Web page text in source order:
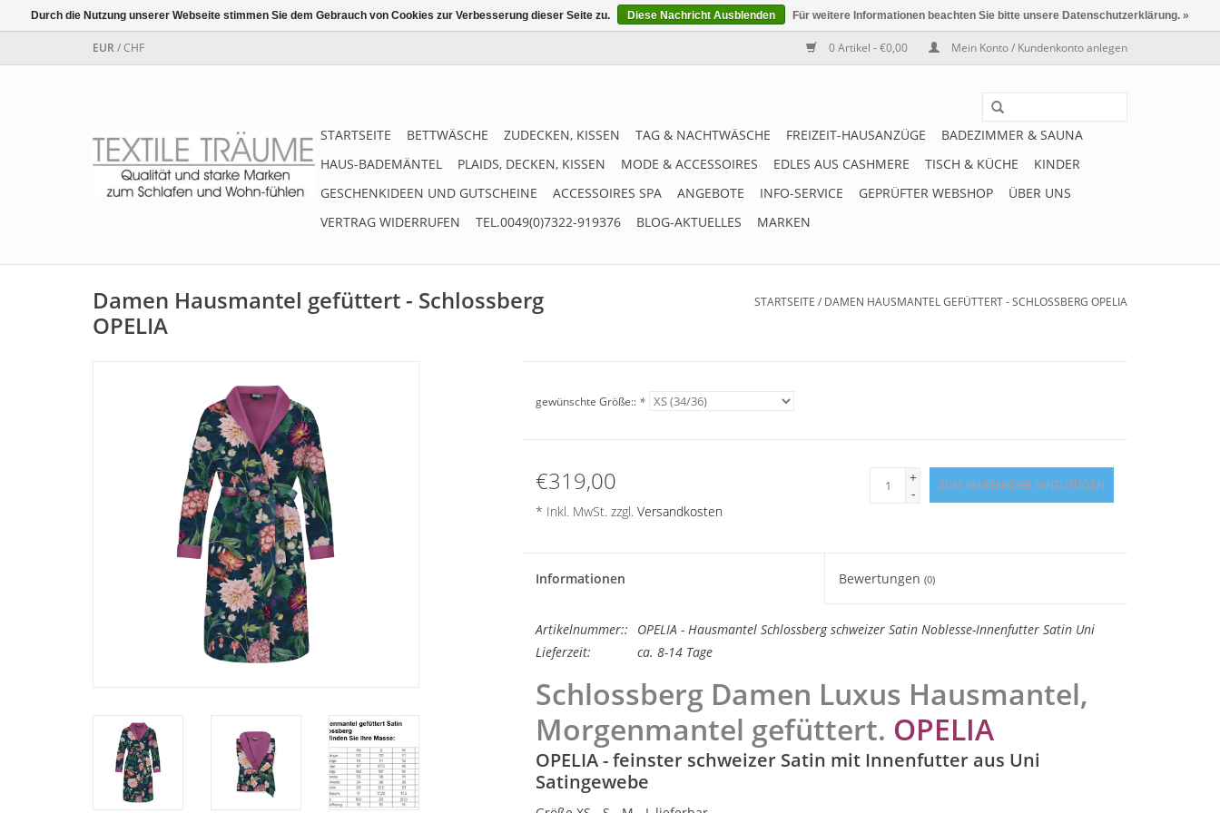
EUR/CHF 0 Artikel - €0,00 Mein Konto / Kundenkonto anlegen
STARTSEITE BETTWÄSCHE ZUDECKEN, KISSEN TAG & NACHTWÄSCHE FREIZEIT-HAUSANZÜGE
BADEZIMMER & SAUNA
HAUS-BADEMÄNTEL
PLAIDS, DECKEN, KISSEN MODE & ACCESSOIRES EDLES AUS CASHMERE TISCH & KÜCHE
KINDER
GESCHENKIDEEN UND GUTSCHEINE
ACCESSOIRES SPA ANGEBOTE INFO-SERVICE GEPRÜFTER WEBSHOP
ÜBER UNS
VERTRAG WIDERRUFEN
TEL.0049(0)7322-919376 BLOG-AKTUELLES MARKEN
Damen Hausmantel gefüttert - Schlossberg
OPELIA
STARTSEITE / DAMEN HAUSMANTEL GEFÜTTERT - SCHLOSSBERG OPELIA
gewünschte Größe:: *
€319,00
* Inkl. MwSt. zzgl. Versandkosten
+
-
ZUM WARENKORB HINZUFÜGEN
Informationen Bewertungen(0)
Artikelnummer::
OPELIA - Hausmantel Schlossberg schweizer Satin Noblesse-Innenfutter Satin Uni
Lieferzeit:
ca. 8-14 Tage
Schlossberg Damen Luxus Hausmantel,
Morgenmantel gefüttert. OPELIA
OPELIA - feinster schweizer Satin mit Innenfutter aus Uni
Satingewebe
Durch die Nutzung unserer Webseite stimmen Sie dem Gebrauch von Cookies zur Verbesserung dieser Seite zu. Diese Nachricht Ausblenden Für weitere Informationen beachten Sie bitte unsere Datenschutzerklärung. »